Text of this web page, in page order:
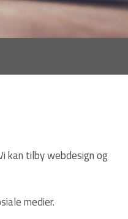
kan tilby webdesign og
medier.